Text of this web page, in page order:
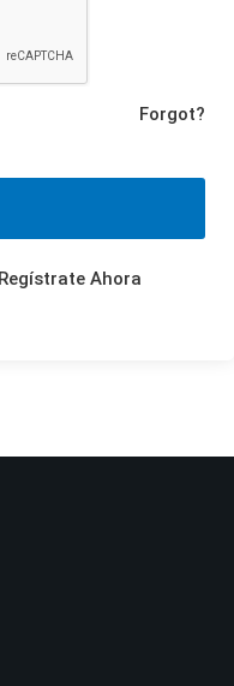
Forgot?
Regístrate Ahora